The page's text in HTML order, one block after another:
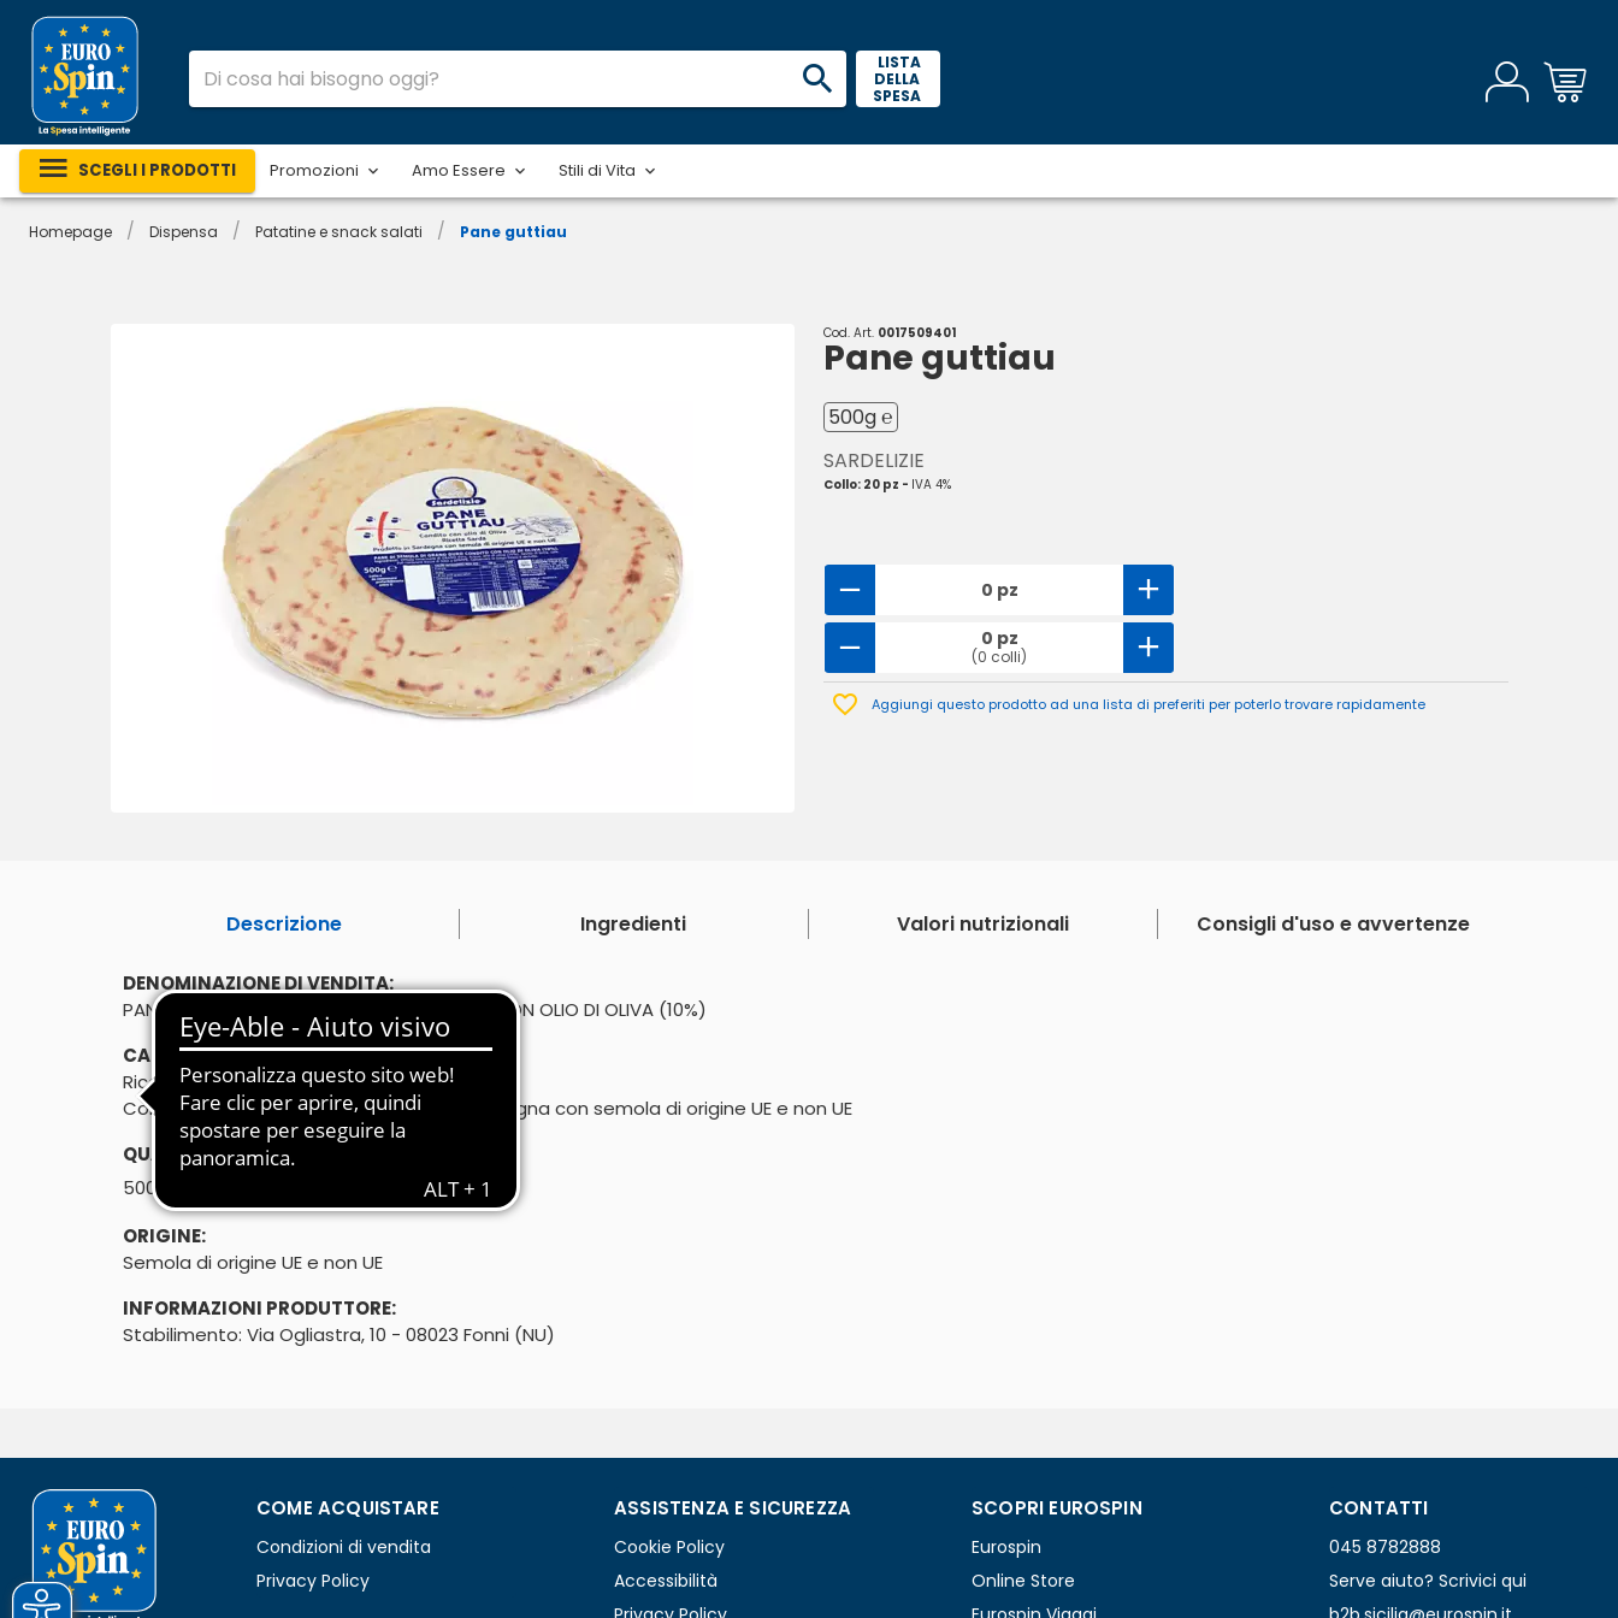
LISTA
DELLA
SPESA
SCEGLI I PRODOTTI Promozioni Amo Essere Stili di Vita
Homepage / Dispensa / Patatine e snack salati / Pane guttiau
Cod. Art. 0017509401
Pane guttiau
500g ℮
SARDELIZIE
Collo: 20 pz - IVA 4%
0 pz
0 pz
(0 colli)
Aggiungi questo prodotto ad una lista di preferiti per poterlo trovare rapidamente
Descrizione Ingredienti Valori nutrizionali Consigli d'uso e avvertenze
DENOMINAZIONE DI VENDITA:
PANE DI SEMOLA DI GRANO DURO CONDITO CON OLIO DI OLIVA (10%)
CARATTERISTICHE:
Ricetta Sarda
Condito con olio di oliva - Prodotto in Sardegna con semola di origine UE e non UE
QUANTITÀ:
500g
ORIGINE:
Semola di origine UE e non UE
INFORMAZIONI PRODUTTORE:
Stabilimento: Via Ogliastra, 10 - 08023 Fonni (NU)
COME ACQUISTARE
Condizioni di vendita
Privacy Policy
ASSISTENZA E SICUREZZA
Cookie Policy
Accessibilità
SCOPRI EUROSPIN
Eurospin
Online Store
CONTATTI
045 8782888
Serve aiuto? Scrivici qui